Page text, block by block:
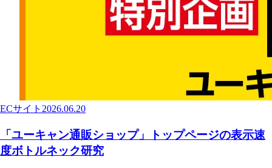
ECサイト 2026.06.20
「ユーキャン通販ショップ」トップページの表示速
度ボトルネック研究